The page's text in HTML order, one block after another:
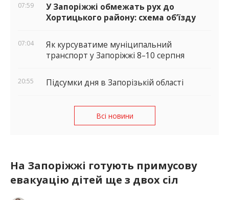
07:59
У Запоріжжі обмежать рух до
Хортицького району: схема об’їзду
07:04
Як курсуватиме муніципальний
транспорт у Запоріжжі 8–10 серпня
20:55 Підсумки дня в Запорізькій області
Всі новини
На Запоріжжі готують примусову
евакуацію дітей ще з двох сіл